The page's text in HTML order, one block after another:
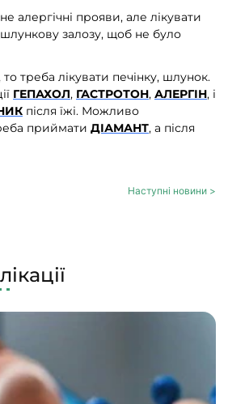
алергічні прояви, але лікувати
залозу, щоб не було
треба лікувати печінку, шлунок.
ГЕПАХОЛ, ГАСТРОТОН, АЛЕРГІН, і
після їжі. Можливо
приймати ДІАМАНТ, а після
Наступні новини >